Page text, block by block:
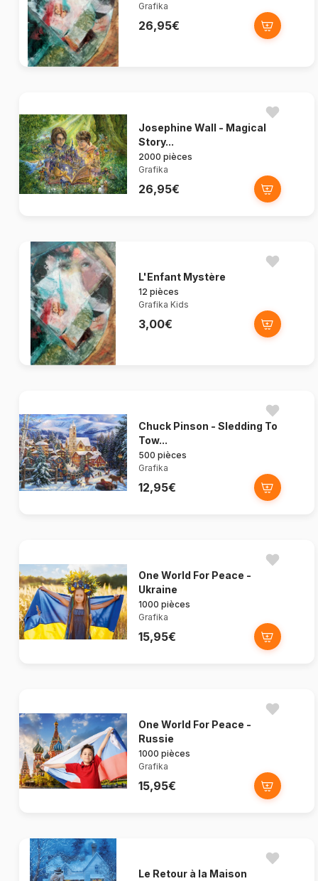
Grafika
26,95€
Josephine Wall - Magical
Story...
2000 pièces
Grafika
26,95€
L'Enfant Mystère
12 pièces
Grafika Kids
3,00€
Chuck Pinson - Sledding To
Tow...
500 pièces
Grafika
12,95€
One World For Peace -
Ukraine
1000 pièces
Grafika
15,95€
One World For Peace -
Russie
1000 pièces
Grafika
15,95€
Le Retour à la Maison